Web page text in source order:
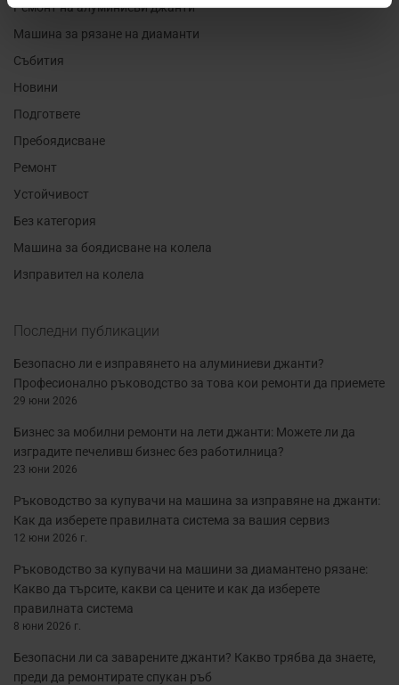
Ремонт на алуминиеви джанти
Машина за рязане на диаманти
Събития
Новини
Подгответе
Пребоядисване
Ремонт
Устойчивост
Без категория
Машина за боядисване на колела
Изправител на колела
Последни публикации
Безопасно ли е изправянето на алуминиеви джанти?
Професионално ръководство за това кои ремонти да приемете
29 юни 2026
Бизнес за мобилни ремонти на лети джанти: Можете ли да
изградите печеливш бизнес без работилница?
23 юни 2026
Ръководство за купувачи на машина за изправяне на джанти:
Как да изберете правилната система за вашия сервиз
12 юни 2026 г.
Ръководство за купувачи на машини за диамантено рязане:
Какво да търсите, какви са цените и как да изберете
правилната система
8 юни 2026 г.
Безопасни ли са заварените джанти? Какво трябва да знаете,
преди да ремонтирате спукан ръб